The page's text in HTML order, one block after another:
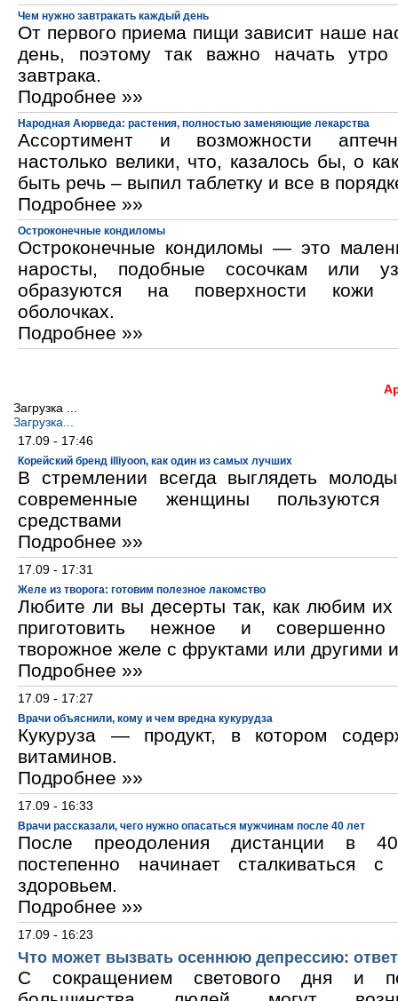
Чем нужно завтракать каждый день
От первого приема пищи зависит наше
день, поэтому так важно начать утро
завтрака.
Подробнее »»
Народная Аюрведа: растения, полностью заменяющие лекарства
Ассортимент и возможности
настолько велики, что, казалось бы, о
быть речь – выпил таблетку и все в
Подробнее »»
Остроконечные кондиломы
Остроконечные кондиломы — это
наросты, подобные сосочкам или
образуются на поверхности кожи
оболочках.
Подробнее »»
Загрузка ...
Загрузка...
17.09 - 17:46
Корейский бренд illiyoon, как один из самых лучших
В стремлении всегда выглядеть
современные женщины пользуются
средствами
Подробнее »»
17.09 - 17:31
Желе из творога: готовим полезное лакомство
Любите ли вы десерты так, как любим
приготовить нежное и
творожное желе с фруктами или другими
Подробнее »»
17.09 - 17:27
Врачи объяснили, кому и чем вредна кукурудза
Кукуруза — продукт, в котором
витаминов.
Подробнее »»
17.09 - 16:33
Врачи рассказали, чего нужно опасаться мужчинам после 40 лет
После преодоления дистанции в
постепенно начинает сталкиваться
здоровьем.
Подробнее »»
17.09 - 16:23
Что может вызвать осеннюю депрессию:
С сокращением светового дня и